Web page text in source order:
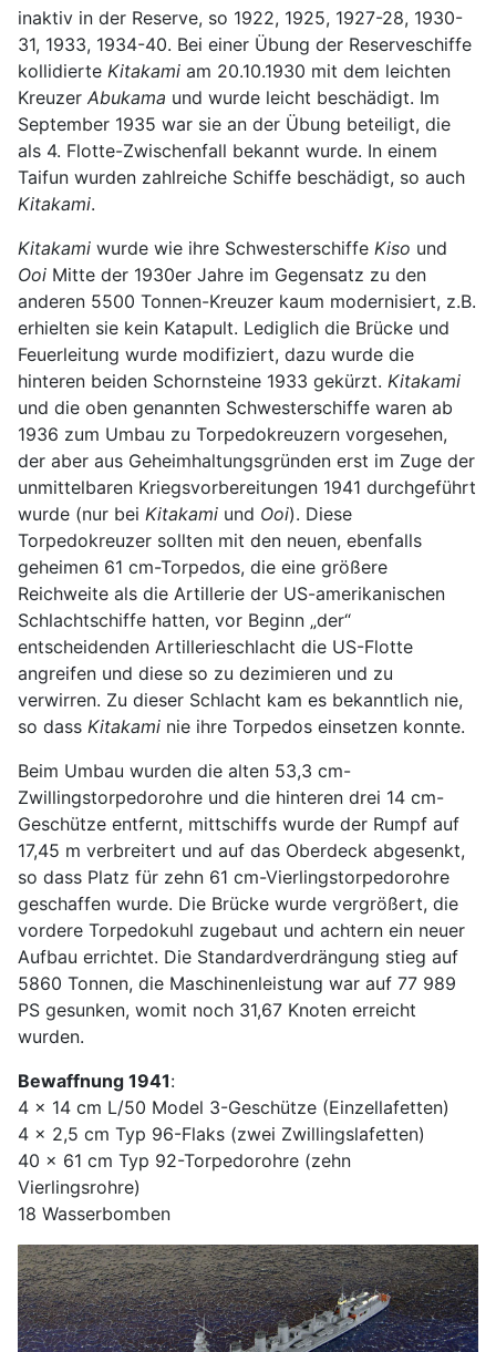
inaktiv in der Reserve, so 1922, 1925, 1927-28, 1930-
31, 1933, 1934-40. Bei einer Übung der Reserveschiffe
kollidierte Kitakami am 20.10.1930 mit dem leichten
Kreuzer Abukama und wurde leicht beschädigt. Im
September 1935 war sie an der Übung beteiligt, die
als 4. Flotte-Zwischenfall bekannt wurde. In einem
Taifun wurden zahlreiche Schiffe beschädigt, so auch
Kitakami.
Kitakami wurde wie ihre Schwesterschiffe Kiso und
Ooi Mitte der 1930er Jahre im Gegensatz zu den
anderen 5500 Tonnen-Kreuzer kaum modernisiert, z.B.
erhielten sie kein Katapult. Lediglich die Brücke und
Feuerleitung wurde modifiziert, dazu wurde die
hinteren beiden Schornsteine 1933 gekürzt. Kitakami
und die oben genannten Schwesterschiffe waren ab
1936 zum Umbau zu Torpedokreuzern vorgesehen,
der aber aus Geheimhaltungsgründen erst im Zuge der
unmittelbaren Kriegsvorbereitungen 1941 durchgeführt
wurde (nur bei Kitakami und Ooi). Diese
Torpedokreuzer sollten mit den neuen, ebenfalls
geheimen 61 cm-Torpedos, die eine größere
Reichweite als die Artillerie der US-amerikanischen
Schlachtschiffe hatten, vor Beginn „der“
entscheidenden Artillerieschlacht die US-Flotte
angreifen und diese so zu dezimieren und zu
verwirren. Zu dieser Schlacht kam es bekanntlich nie,
so dass Kitakami nie ihre Torpedos einsetzen konnte.
Beim Umbau wurden die alten 53,3 cm-
Zwillingstorpedorohre und die hinteren drei 14 cm-
Geschütze entfernt, mittschiffs wurde der Rumpf auf
17,45 m verbreitert und auf das Oberdeck abgesenkt,
so dass Platz für zehn 61 cm-Vierlingstorpedorohre
geschaffen wurde. Die Brücke wurde vergrößert, die
vordere Torpedokuhl zugebaut und achtern ein neuer
Aufbau errichtet. Die Standardverdrängung stieg auf
5860 Tonnen, die Maschinenleistung war auf 77 989
PS gesunken, womit noch 31,67 Knoten erreicht
wurden.
Bewaffnung 1941:
4 x 14 cm L/50 Model 3-Geschütze (Einzellafetten)
4 x 2,5 cm Typ 96-Flaks (zwei Zwillingslafetten)
40 x 61 cm Typ 92-Torpedorohre (zehn
Vierlingsrohre)
18 Wasserbomben